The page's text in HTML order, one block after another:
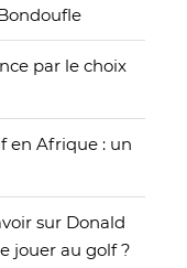
par le choix
en Afrique : un
sur Donald
jouer au golf ?